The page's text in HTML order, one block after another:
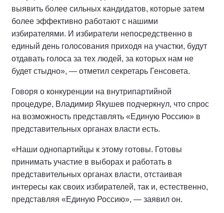
выявить более сильных кандидатов, которые затем
более эффективно работают с нашими
избирателями. И избиратели непосредственно в
единый день голосования приходя на участки, будут
отдавать голоса за тех людей, за которых нам не
будет стыдно», — отметил секретарь Генсовета.
Говоря о конкуренции на внутрипартийной
процедуре, Владимир Якушев подчеркнул, что спрос
на возможность представлять «Единую Россию» в
представительных органах власти есть.
«Наши однопартийцы к этому готовы. Готовы
принимать участие в выборах и работать в
представительных органах власти, отстаивая
интересы как своих избирателей, так и, естественно,
представляя «Единую Россию», — заявил он.